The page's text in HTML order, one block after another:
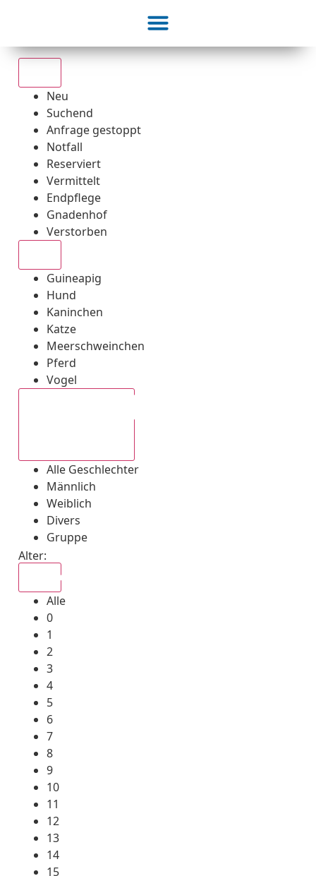
Neu
Suchend
Anfrage gestoppt
Notfall
Reserviert
Vermittelt
Endpflege
Gnadenhof
Verstorben
Guineapig
Hund
Kaninchen
Katze
Meerschweinchen
Pferd
Vogel
Alle Geschlechter
Männlich
Weiblich
Divers
Gruppe
Alter:
Alle
0
1
2
3
4
5
6
7
8
9
10
11
12
13
14
15